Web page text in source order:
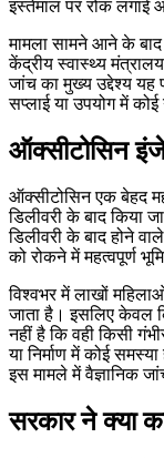
इस्तेमाल पर रोक
मामला सामने आने के
केंद्रीय स्वास्थ्य
जांच का मुख्य उद्देश्य यह
सप्लाई या उपयोग में कोई
ऑक्सीटोसिन
ऑक्सीटोसिन एक बेहद
डिलीवरी के बाद किया
डिलीवरी के बाद होने
को रोकने में महत्वपूर्ण
विश्वभर में लाखों
जाता है। इसलिए केवल
नहीं है कि वही किसी
या निर्माण में कोई
इस मामले में वैज्ञानिक
सरकार ने क्या